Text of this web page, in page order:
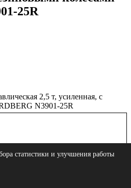
25R
2,5 т, усиленная, с
N3901-25R
статистики и улучшения работы